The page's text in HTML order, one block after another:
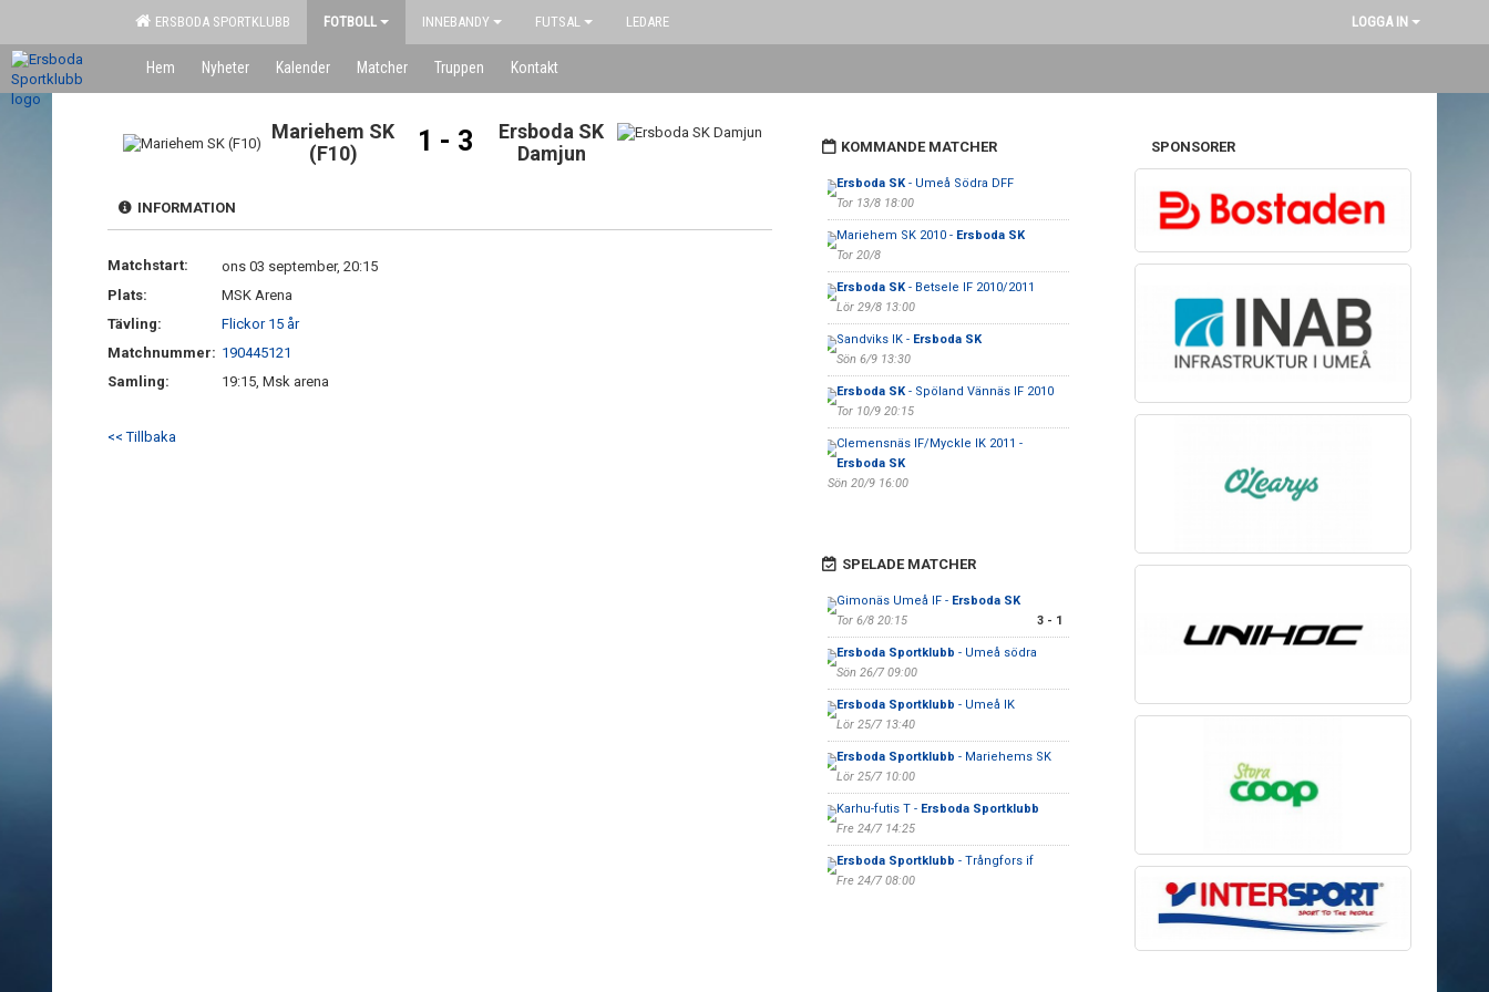
ERSBODA SPORTKLUBB FOTBOLL INNEBANDY FUTSAL LEDARE LOGGA IN
Hem Nyheter Kalender Matcher Truppen Kontakt
Mariehem SK
(F10)
1 - 3
Ersboda SK
Damjun
INFORMATION
Matchstart:
ons 03 september, 20:15
Plats:
MSK Arena
Tävling:
Flickor 15 år
Matchnummer: 190445121
Samling:
19:15, Msk arena
<< Tillbaka
KOMMANDE MATCHER
Ersboda SK- Umeå Södra DFF
Tor 13/8 18:00
Mariehem SK 2010 - Ersboda SK
Tor 20/8
Ersboda SK- Betsele IF 2010/2011
Lör 29/8 13:00
Sandviks IK - Ersboda SK
Sön 6/9 13:30
Ersboda SK- Spöland Vännäs IF 2010
Tor 10/9 20:15
Clemensnäs IF/Myckle IK 2011 -
Ersboda SK
Sön 20/9 16:00
SPELADE MATCHER
Gimonäs Umeå IF - Ersboda SK
Tor 6/8 20:15
3 - 1
Ersboda Sportklubb - Umeå södra
Sön 26/7 09:00
Ersboda Sportklubb - Umeå IK
Lör 25/7 13:40
Ersboda Sportklubb - Mariehems SK
Lör 25/7 10:00
Karhu-futis T - Ersboda Sportklubb
Fre 24/7 14:25
Ersboda Sportklubb - Trångfors if
Fre 24/7 08:00
SPONSORER